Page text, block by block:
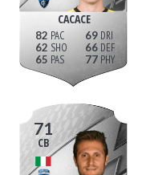
CACACE
82
62
65
69
66
77
71
CB